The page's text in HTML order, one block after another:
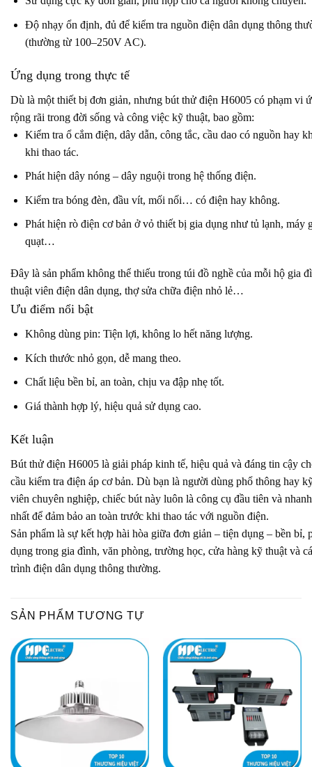
Độ nhạy ổn định, đủ để kiểm tra nguồn điện dân dụng thông
(thường từ 100–250V AC).
Ứng dụng trong thực tế
Dù là một thiết bị đơn giản, nhưng bút thử điện H6005 có phạm vi
rộng rãi trong đời sống và công việc kỹ thuật, bao gồm:
Kiểm tra ổ cắm điện, dây dẫn, công tắc, cầu dao có nguồn hay
khi thao tác.
Phát hiện dây nóng – dây nguội trong hệ thống điện.
Kiểm tra bóng đèn, đầu vít, mối nối… có điện hay không.
Phát hiện rò điện cơ bản ở vỏ thiết bị gia dụng như tủ lạnh, máy
quạt…
Đây là sản phẩm không thể thiếu trong túi đồ nghề của mỗi hộ gia
thuật viên điện dân dụng, thợ sửa chữa điện nhỏ lẻ…
Ưu điểm nổi bật
Không dùng pin: Tiện lợi, không lo hết năng lượng.
Kích thước nhỏ gọn, dễ mang theo.
Chất liệu bền bỉ, an toàn, chịu va đập nhẹ tốt.
Giá thành hợp lý, hiệu quả sử dụng cao.
Kết luận
Bút thử điện H6005 là giải pháp kinh tế, hiệu quả và đáng tin cậy
cầu kiểm tra điện áp cơ bản. Dù bạn là người dùng phổ thông hay
viên chuyên nghiệp, chiếc bút này luôn là công cụ đầu tiên và
nhất để đảm bảo an toàn trước khi thao tác với nguồn điện.
Sản phẩm là sự kết hợp hài hòa giữa đơn giản – tiện dụng – bền bỉ,
dụng trong gia đình, văn phòng, trường học, cửa hàng kỹ thuật và
trình điện dân dụng thông thường.
SẢN PHẨM TƯƠNG TỰ